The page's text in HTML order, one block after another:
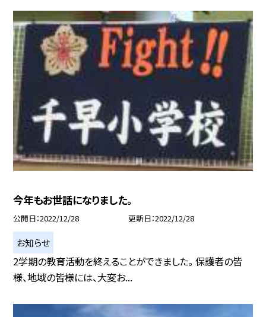
今年もお世話になりました。
公開日 2022/12/28 更新日 2022/12/28
お知らせ
2学期の教育活動を終えることができました。 保護者の皆
様、地域の皆様には、大変お...